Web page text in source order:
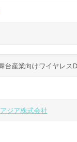
台産業向けワイヤレス
ジア株式会社